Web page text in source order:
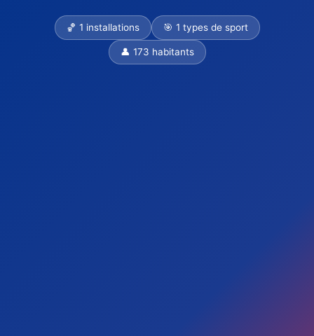
🏀 1 installations 🎯 1 types de sport
👤 173 habitants